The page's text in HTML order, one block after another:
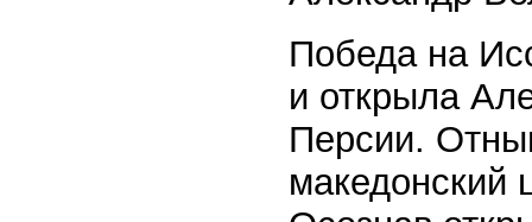
Победа на
и открыла
Персии.
македонский